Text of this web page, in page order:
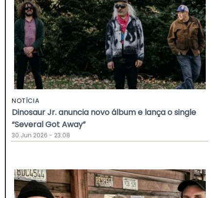
NOTÍCIA
Dinosaur Jr. anuncia novo álbum e lança o single
“Several Got Away”
30 Jun 2026 - 23:08